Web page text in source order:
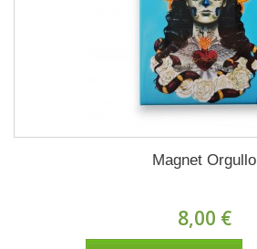
Magnet Orgullo
8,00 €